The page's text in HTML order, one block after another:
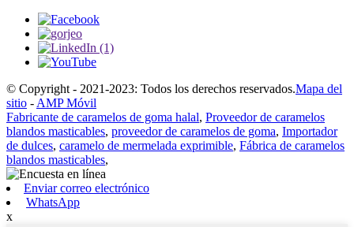
© Copyright - 2021-2023: Todos los derechos reservados.Mapa del
sitio - AMP Móvil
Fabricante de caramelos de goma halal, Proveedor de caramelos
blandos masticables, proveedor de caramelos de goma, Importador
de dulces, caramelo de mermelada exprimible, Fábrica de caramelos
blandos masticables,
Enviar correo electrónico
WhatsApp
x